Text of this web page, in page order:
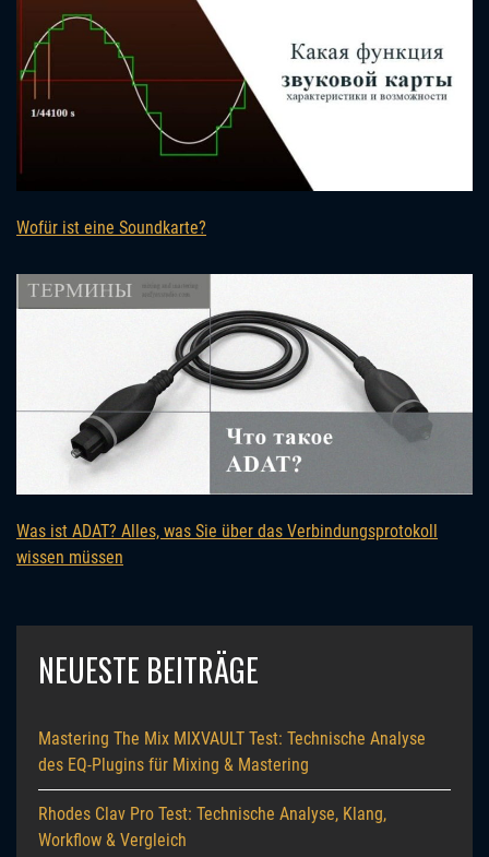
Wofür ist eine Soundkarte?
Was ist ADAT? Alles, was Sie über das Verbindungsprotokoll
wissen müssen
NEUESTE BEITRÄGE
Mastering The Mix MIXVAULT Test: Technische Analyse
des EQ-Plugins für Mixing & Mastering
Rhodes Clav Pro Test: Technische Analyse, Klang,
Workflow & Vergleich